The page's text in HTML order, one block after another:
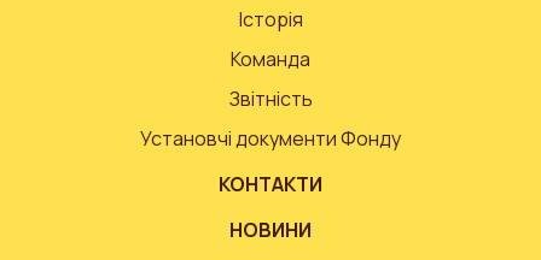
Історія
Команда
Звітність
Установчі документи Фонду
КОНТАКТИ
НОВИНИ